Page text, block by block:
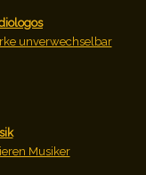
unverwechselbar
Musiker